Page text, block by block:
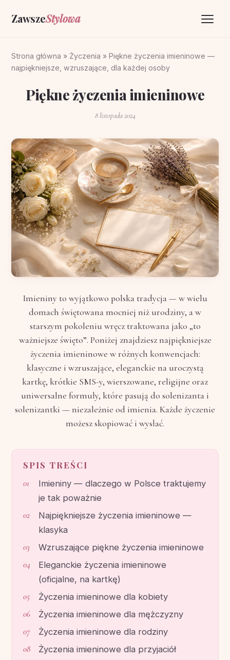
ZawszeStylowa
Życzenia
O portalu
Strona główna » Życzenia » Piękne życzenia imieninowe —
najpiękniejsze, wzruszające, dla każdej osoby
Piękne życzenia imieninowe
8 listopada 2024
Imieniny to wyjątkowo polska tradycja — w wielu
domach świętowana mocniej niż urodziny, a w
starszym pokoleniu wręcz traktowana jako „to
ważniejsze święto”. Poniżej znajdziesz najpiękniejsze
życzenia imieninowe w różnych konwencjach:
klasyczne i wzruszające, eleganckie na uroczystą
kartkę, krótkie SMS-y, wierszowane, religijne oraz
uniwersalne formuły, które pasują do solenizanta i
solenizantki — niezależnie od imienia. Każde życzenie
możesz skopiować i wysłać.
SPIS TREŚCI
Imieniny — dlaczego w Polsce traktujemy
je tak poważnie
Najpiękniejsze życzenia imieninowe —
klasyka
Wzruszające piękne życzenia imieninowe
Eleganckie życzenia imieninowe
(oficjalne, na kartkę)
Życzenia imieninowe dla kobiety
Życzenia imieninowe dla mężczyzny
Życzenia imieninowe dla rodziny
Życzenia imieninowe dla przyjaciół